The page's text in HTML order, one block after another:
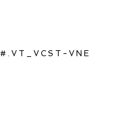
#.VT_VCST-VNE